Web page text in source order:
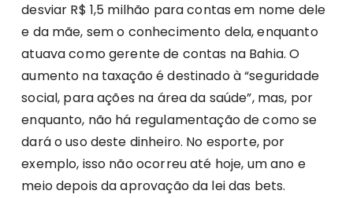
desviar R$ 1,5 milhão para contas em nome dele
e da mãe, sem o conhecimento dela, enquanto
atuava como gerente de contas na Bahia. O
aumento na taxação é destinado à “seguridade
social, para ações na área da saúde”, mas, por
enquanto, não há regulamentação de como se
dará o uso deste dinheiro. No esporte, por
exemplo, isso não ocorreu até hoje, um ano e
meio depois da aprovação da lei das bets.